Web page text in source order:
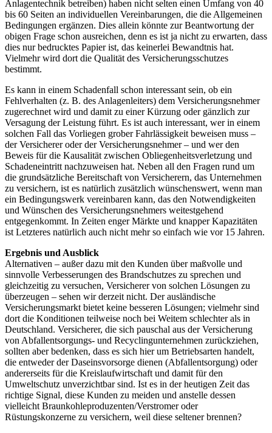
Anlagentechnik betreiben) haben nicht selten einen Umfang von 40
bis 60 Seiten an individuellen Vereinbarungen, die die Allgemeinen
Bedingungen ergänzen. Dies allein könnte zur Beantwortung der
obigen Frage schon ausreichen, denn es ist ja nicht zu erwarten, dass
dies nur bedrucktes Papier ist, das keinerlei Bewandtnis hat.
Vielmehr wird dort die Qualität des Versicherungsschutzes
bestimmt.
Es kann in einem Schadenfall schon interessant sein, ob ein
Fehlverhalten (z. B. des Anlagenleiters) dem Versicherungsnehmer
zugerechnet wird und damit zu einer Kürzung oder gänzlich zur
Versagung der Leistung führt. Es ist auch interessant, wer in einem
solchen Fall das Vorliegen grober Fahrlässigkeit beweisen muss –
der Versicherer oder der Versicherungsnehmer – und wer den
Beweis für die Kausalität zwischen Obliegenheitsverletzung und
Schadeneintritt nachzuweisen hat. Neben all den Fragen rund um
die grundsätzliche Bereitschaft von Versicherern, das Unternehmen
zu versichern, ist es natürlich zusätzlich wünschenswert, wenn man
ein Bedingungswerk vereinbaren kann, das den Notwendigkeiten
und Wünschen des Versicherungsnehmers weitestgehend
entgegenkommt. In Zeiten enger Märkte und knapper Kapazitäten
ist Letzteres natürlich auch nicht mehr so einfach wie vor 15 Jahren.
Ergebnis und Ausblick
Alternativen – außer dazu mit den Kunden über maßvolle und
sinnvolle Verbesserungen des Brandschutzes zu sprechen und
gleichzeitig zu versuchen, Versicherer von solchen Lösungen zu
überzeugen – sehen wir derzeit nicht. Der ausländische
Versicherungsmarkt bietet keine besseren Lösungen; vielmehr sind
dort die Konditionen teilweise noch bei Weitem schlechter als in
Deutschland. Versicherer, die sich pauschal aus der Versicherung
von Abfallentsorgungs- und Recyclingunternehmen zurückziehen,
sollten aber bedenken, dass es sich hier um Betriebsarten handelt,
die entweder der Daseinsvorsorge dienen (Abfall­entsorgung) oder
andererseits für die Kreislaufwirtschaft und damit für den
Umweltschutz unverzichtbar sind. Ist es in der heutigen Zeit das
richtige Signal, diese Kunden zu meiden und anstelle dessen
vielleicht Braunkohleproduzenten/Verstromer oder
Rüstungskonzerne zu versichern, weil diese seltener brennen?